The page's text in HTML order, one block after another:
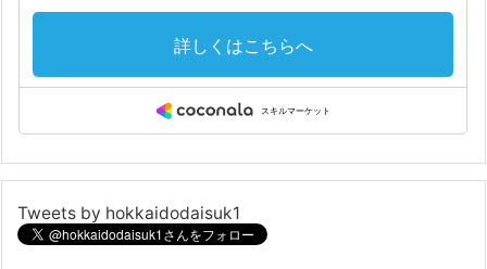
Tweets by hokkaidodaisuk1